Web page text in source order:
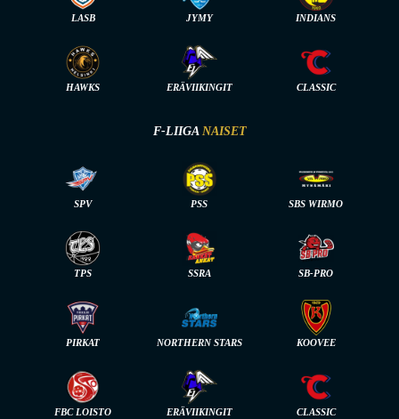
LASB JYMY INDIANS
HAWKS ERÄVIIKINGIT CLASSIC
F-LIIGA NAISET
SPV PSS SBS WIRMO
TPS SSRA SB-PRO
PIRKAT NORTHERN STARS KOOVEE
FBC LOISTO ERÄVIIKINGIT CLASSIC